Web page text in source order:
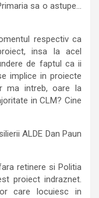
sa o astupe…
respectiv ca
insa la acel
de faptul ca ii
implice in proiecte
ma intreb, oare la
in CLM? Cine
ALDE Dan Paun
retinere si Politia
proiect indraznet.
care locuiesc in